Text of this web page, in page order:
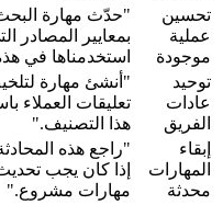
تحسين
عملية
موجودة
"حدّث مهارة البحث
بمعايير المصادر
استخدمناها في
توحيد
عادات
الفريق
"أنشئ مهارة
تعليقات العملاء
هذا التصنيف."
إبقاء
المهارات
محدثة
"راجع هذه
إذا كان يجب
مهارات مشروع."